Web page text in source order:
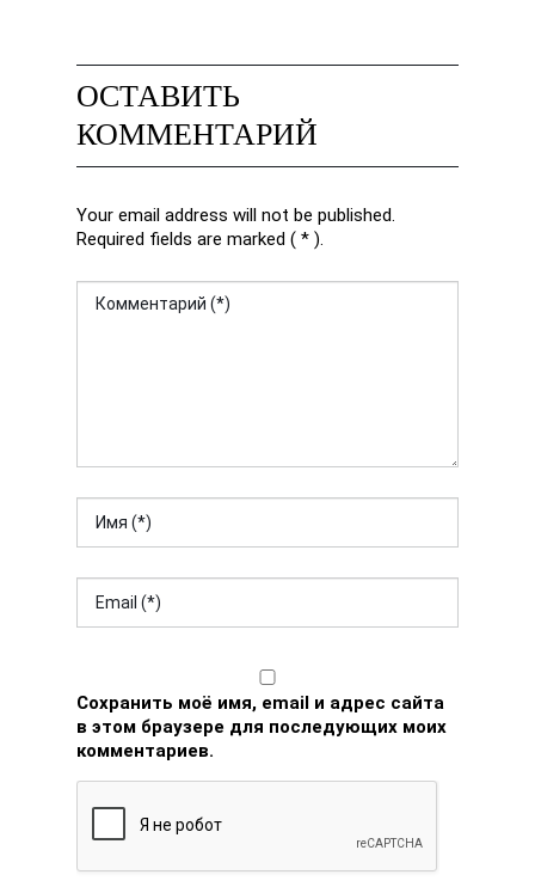
ОСТАВИТЬ
КОММЕНТАРИЙ
Your email address will not be published.
Required fields are marked ( * ).
Сохранить моё имя, email и адрес сайта
в этом браузере для последующих моих
комментариев.